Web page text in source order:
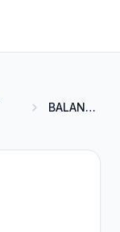
BALANZAS